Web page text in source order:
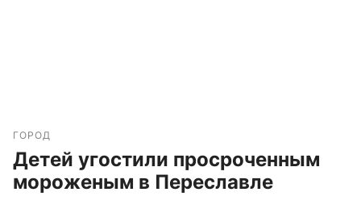
ГОРОД
Детей угостили просроченным
мороженым в Переславле